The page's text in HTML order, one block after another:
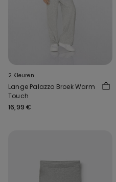
2 Kleuren
Lange Palazzo Broek Warm
Touch
16,99 €